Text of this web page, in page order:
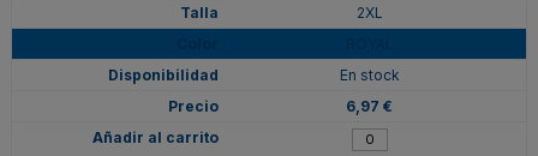
2XL
En stock
6,97 €